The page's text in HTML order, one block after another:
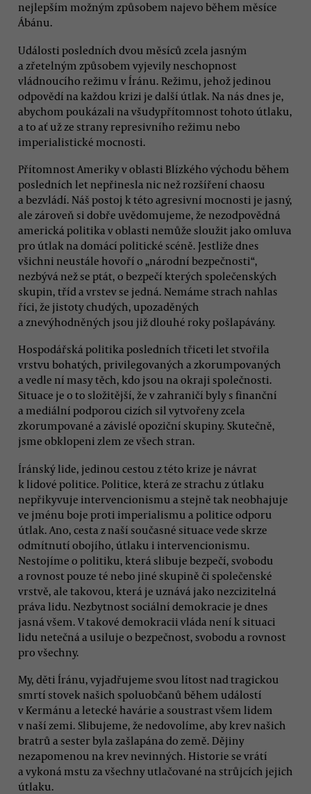
nejlepším možným způsobem najevo během měsíce
Ábánu.
Události posledních dvou měsíců zcela jasným
a zřetelným způsobem vyjevily neschopnost
vládnoucího režimu v Íránu. Režimu, jehož jedinou
odpovědí na každou krizi je další útlak. Na nás dnes je,
abychom poukázali na všudypřítomnost tohoto útlaku,
a to ať už ze strany represivního režimu nebo
imperialistické mocnosti.
Přítomnost Ameriky v oblasti Blízkého východu během
posledních let nepřinesla nic než rozšíření chaosu
a bezvládí. Náš postoj k této agresivní mocnosti je jasný,
ale zároveň si dobře uvědomujeme, že nezodpovědná
americká politika v oblasti nemůže sloužit jako omluva
pro útlak na domácí politické scéně. Jestliže dnes
všichni neustále hovoří o „národní bezpečnosti“,
nezbývá než se ptát, o bezpečí kterých společenských
skupin, tříd a vrstev se jedná. Nemáme strach nahlas
říci, že jistoty chudých, upozaděných
a znevýhodněných jsou již dlouhé roky pošlapávány.
Hospodářská politika posledních třiceti let stvořila
vrstvu bohatých, privilegovaných a zkorumpovaných
a vedle ní masy těch, kdo jsou na okraji společnosti.
Situace je o to složitější, že v zahraničí byly s finanční
a mediální podporou cizích sil vytvořeny zcela
zkorumpované a závislé opoziční skupiny. Skutečně,
jsme obklopeni zlem ze všech stran.
Íránský lide, jedinou cestou z této krize je návrat
k lidové politice. Politice, která ze strachu z útlaku
nepřikyvuje intervencionismu a stejně tak neobhajuje
ve jménu boje proti imperialismu a politice odporu
útlak. Ano, cesta z naší současné situace vede skrze
odmítnutí obojího, útlaku i intervencionismu.
Nestojíme o politiku, která slibuje bezpečí, svobodu
a rovnost pouze té nebo jiné skupině či společenské
vrstvě, ale takovou, která je uznává jako nezcizitelná
práva lidu. Nezbytnost sociální demokracie je dnes
jasná všem. V takové demokracii vláda není k situaci
lidu netečná a usiluje o bezpečnost, svobodu a rovnost
pro všechny.
My, děti Íránu, vyjadřujeme svou lítost nad tragickou
smrtí stovek našich spoluobčanů během událostí
v Kermánu a letecké havárie a soustrast všem lidem
v naší zemi. Slibujeme, že nedovolíme, aby krev našich
bratrů a sester byla zašlapána do země. Dějiny
nezapomenou na krev nevinných. Historie se vrátí
a vykoná mstu za všechny utlačované na strůjcích jejich
útlaku.